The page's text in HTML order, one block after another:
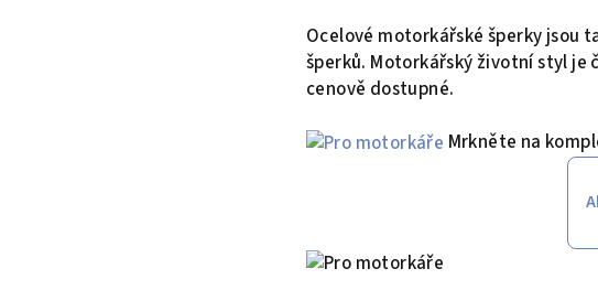
Ocelové motorkářské šperky jsou
šperků. Motorkářský životní styl je
cenově dostupné.
Mrkněte na